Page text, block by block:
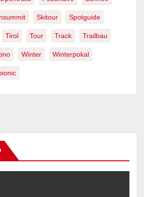
Skitour Spotguide
Tirol Tour Track Trailbau
Winter Winterpokal